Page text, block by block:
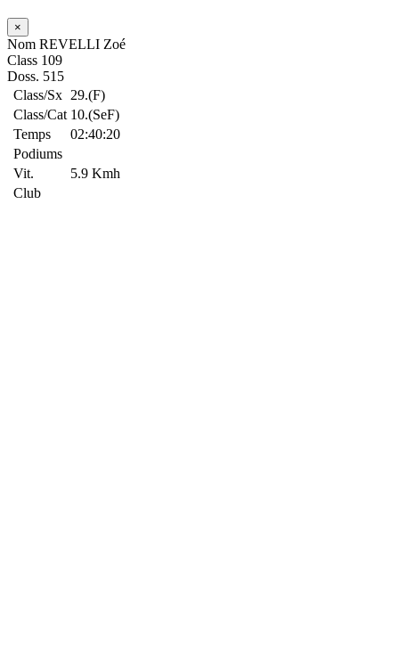
×
Nom REVELLI Zoé
Class 109
Doss. 515
Class/Sx 29.(F)
Class/Cat 10.(SeF)
Temps
02:40:20
Podiums
Vit.
5.9 Kmh
Club